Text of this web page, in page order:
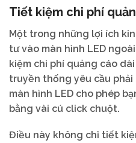
Tiết kiệm chi phí
Một trong những lợi ích
tư vào màn hình LED
kiệm chi phí quảng cáo
truyền thống yêu cầu
màn hình LED cho phép
bằng vài cú click chuột.
Điều này không chỉ tiết